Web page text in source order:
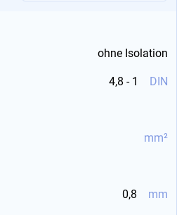
ohne Isolation
4,8 - 1 DIN
mm²
0,8 mm